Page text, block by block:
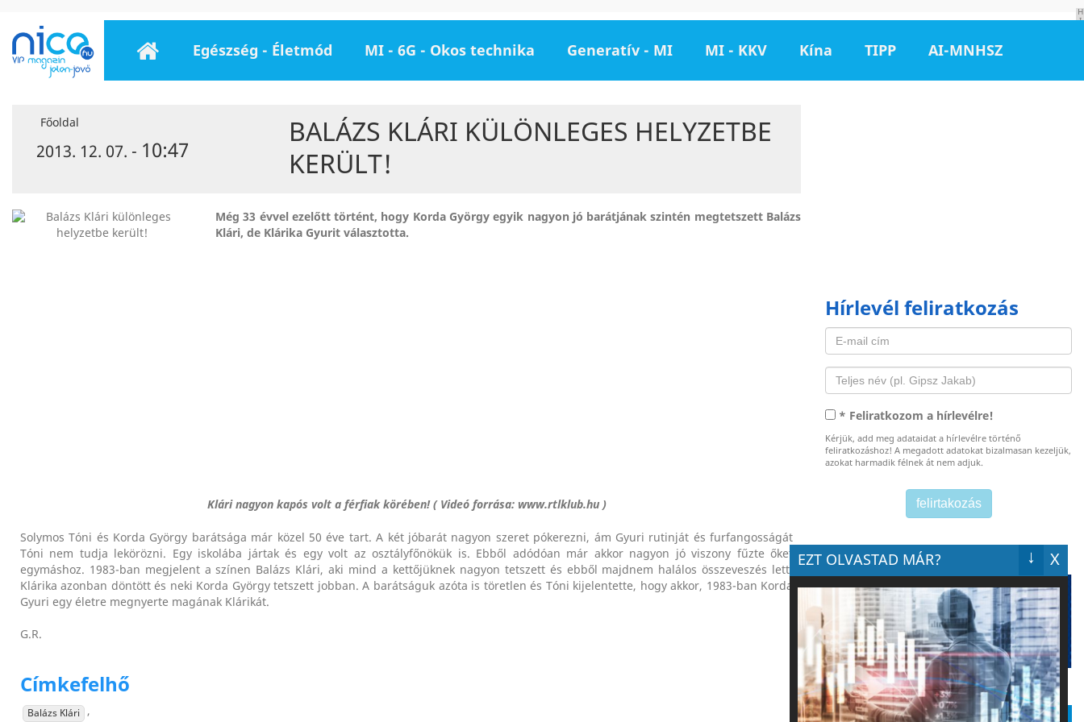
H
I
Egészség - Életmód MI - 6G - Okos technika Generatív - MI MI - KKV Kína TIPP AI-MNHSZ
Főoldal
2013. 12. 07. - 10:47
BALÁZS KLÁRI KÜLÖNLEGES HELYZETBE
KERÜLT!
Még 33 évvel ezelőtt történt, hogy Korda György egyik nagyon jó barátjának szintén megtetszett Balázs
Klári, de Klárika Gyurit választotta.
Klári nagyon kapós volt a férfiak körében! ( Videó forrása: www.rtlklub.hu )
Solymos Tóni és Korda György barátsága már közel 50 éve tart. A két jóbarát nagyon szeret pókerezni, ám Gyuri rutinját és furfangosságát
Tóni nem tudja lekörözni. Egy iskolába jártak és egy volt az osztályfőnökük is. Ebből adódóan már akkor nagyon jó viszony fűzte őket
egymáshoz. 1983-ban megjelent a színen Balázs Klári, aki mind a kettőjüknek nagyon tetszett és ebből majdnem halálos összeveszés lett.
Klárika azonban döntött és neki Korda György tetszett jobban. A barátságuk azóta is töretlen és Tóni kijelentette, hogy akkor, 1983-ban Korda
Gyuri egy életre megnyerte magának Klárikát.
G.R.
Címkefelhő
Balázs Klári ,
Hírlevél feliratkozás
* Feliratkozom a hírlevélre!
Kérjük, add meg adataidat a hírlevélre történő
feliratkozáshoz! A megadott adatokat bizalmasan kezeljük,
azokat harmadik félnek át nem adjuk.
EZT OLVASTAD MÁR? X
↓